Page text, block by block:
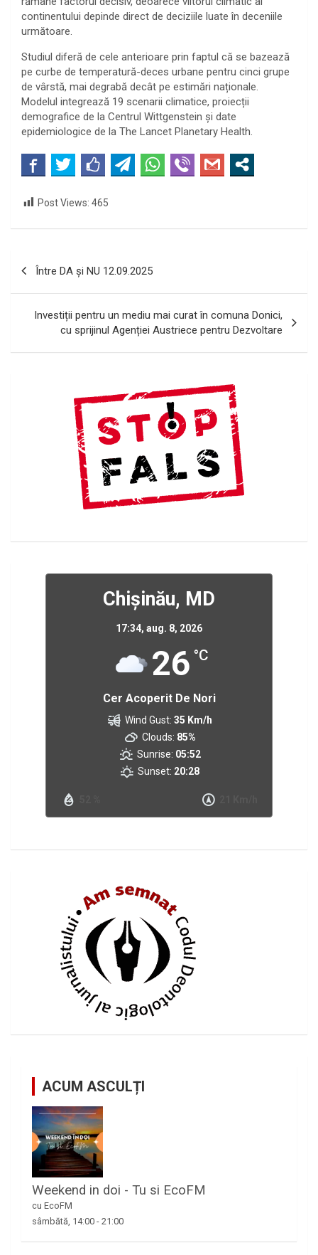
continentului depinde direct de deciziile luate în deceniile
următoare.
Studiul diferă de cele anterioare prin faptul că se bazează
pe curbe de temperatură-deces urbane pentru cinci grupe
de vârstă, mai degrabă decât pe estimări naționale.
Modelul integrează 19 scenarii climatice, proiecții
demografice de la Centrul Wittgenstein și date
epidemiologice de la The Lancet Planetary Health.
Post Views: 465
Navigare
articole
Între DA și NU 12.09.2025
Investiții pentru un mediu mai curat în comuna Donici,
cu sprijinul Agenției Austriece pentru Dezvoltare
Chișinău, MD
17:34, aug. 8, 2026
26 °C
Cer Acoperit De Nori
Wind Gust: 35 Km/h
Clouds: 85%
Sunrise: 05:52
Sunset: 20:28
ACUM ASCULȚI
Weekend in doi - Tu si EcoFM
cu EcoFM
sâmbătă, 14:00 - 21:00